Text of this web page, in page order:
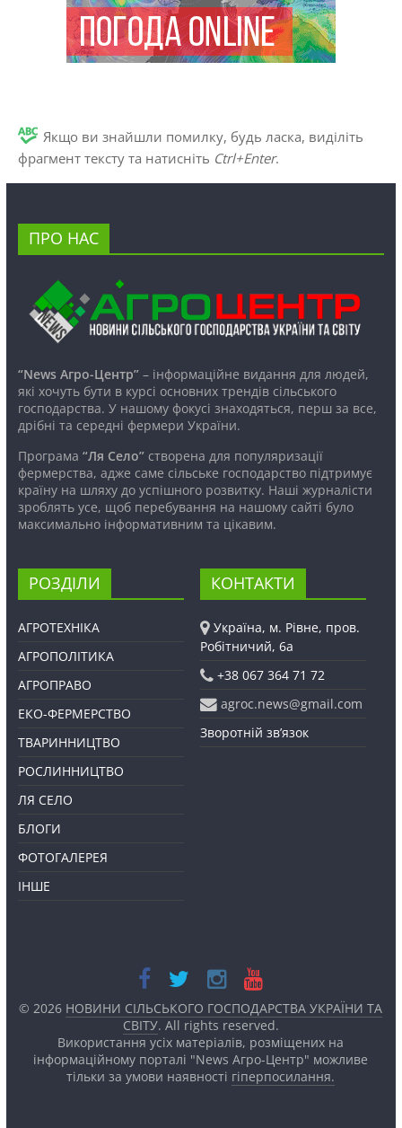
Якщо ви знайшли помилку, будь ласка, виділіть
фрагмент тексту та натисніть Ctrl+Enter.
ПРО НАС
“News Агро-Центр”– інформаційне видання для людей,
які хочуть бути в курсі основних трендів сільського
господарства. У нашому фокусі знаходяться, перш за все,
дрібні та середні фермери України.
Програма “Ля Село”створена для популяризації
фермерства, адже саме сільське господарство підтримує
країну на шляху до успішного розвитку. Наші журналісти
зроблять усе, щоб перебування на нашому сайті було
максимально інформативним та цікавим.
РОЗДІЛИ
АГРОТЕХНІКА
АГРОПОЛІТИКА
АГРОПРАВО
ЕКО-ФЕРМЕРСТВО
ТВАРИННИЦТВО
РОСЛИННИЦТВО
ЛЯ СЕЛО
БЛОГИ
ФОТОГАЛЕРЕЯ
ІНШЕ
КОНТАКТИ
Україна, м. Рівне, пров.
Робітничий, 6а
+38 067 364 71 72
agroc.news@gmail.com
Зворотній зв’язок
© 2026 НОВИНИ СІЛЬСЬКОГО ГОСПОДАРСТВА УКРАЇНИ ТА
СВІТУ. All rights reserved.
Використання усіх матеріалів, розміщених на
інформаційному порталі "News Агро-Центр" можливе
тільки за умови наявності гіперпосилання.